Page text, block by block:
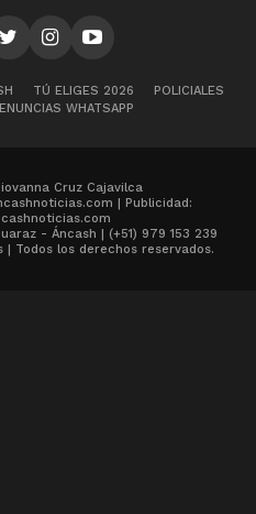
TÚ ELIGES 2026
POLICIALES
WHATSAPP
Cruz Cajavilca
| Publicidad:
- Áncash | (+51) 979 153 239
Todos los derechos reservados.